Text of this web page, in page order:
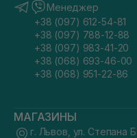
Менеджер
+38 (097) 612-54-81
+38 (097) 788-12-88
+38 (097) 983-41-20
+38 (068) 693-46-00
+38 (068) 951-22-86
МАГАЗИНЫ
г. Львов, ул. Степана